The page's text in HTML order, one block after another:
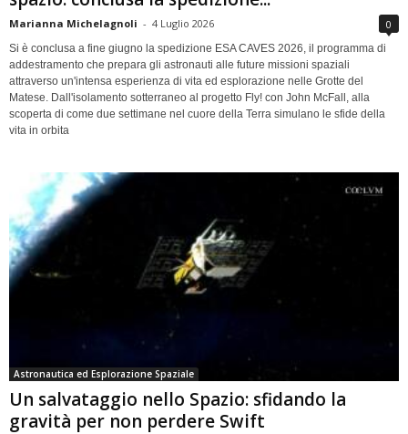
Marianna Michelagnoli - 4 Luglio 2026 0
Si è conclusa a fine giugno la spedizione ESA CAVES 2026, il programma di
addestramento che prepara gli astronauti alle future missioni spaziali
attraverso un'intensa esperienza di vita ed esplorazione nelle Grotte del
Matese. Dall'isolamento sotterraneo al progetto Fly! con John McFall, alla
scoperta di come due settimane nel cuore della Terra simulano le sfide della
vita in orbita
Astronautica ed Esplorazione Spaziale
Un salvataggio nello Spazio: sfidando la
gravità per non perdere Swift